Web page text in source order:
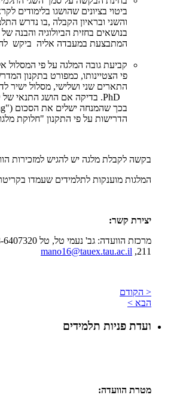
ביטוי בציונים שהושגו בלימודים
והשני ובראיון הקבלה ,בו נדרש
בנושאים בחזית הביולוגיה והבנה
המתבצעת במעבדה אליה
קביעת גובה המלגה על פי המסלול
פי הצטיינותו, כמפורט בתקנון
התארים שני ושלישי, מסלול ישיר
PhD. בדיקה אם הושג התנאי של
בכך שהמנחה ישלים את הסכום
הדרישות על פי התקנון "חלוקת
בקשה לקבלת מלגה יש להגיש למזכירות
המלגות מוענקות לתלמידים שעמדו
יצירת קשר:
211,
mano16@tauex.tau.ac.il
< הקודם
הבא >
ועדת פניות תלמידים
מטרת הוועדה: